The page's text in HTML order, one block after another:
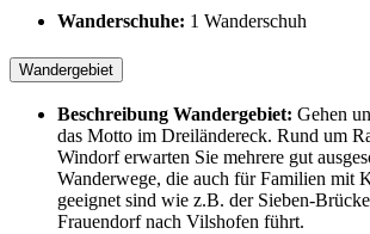
Wanderschuhe: 1 Wanderschuh
Wandergebiet
Beschreibung Wandergebiet: Gehen
das Motto im Dreiländereck. Rund um
Windorf erwarten Sie mehrere gut
Wanderwege, die auch für Familien mit
geeignet sind wie z.B. der Sieben-
Frauendorf nach Vilshofen führt.